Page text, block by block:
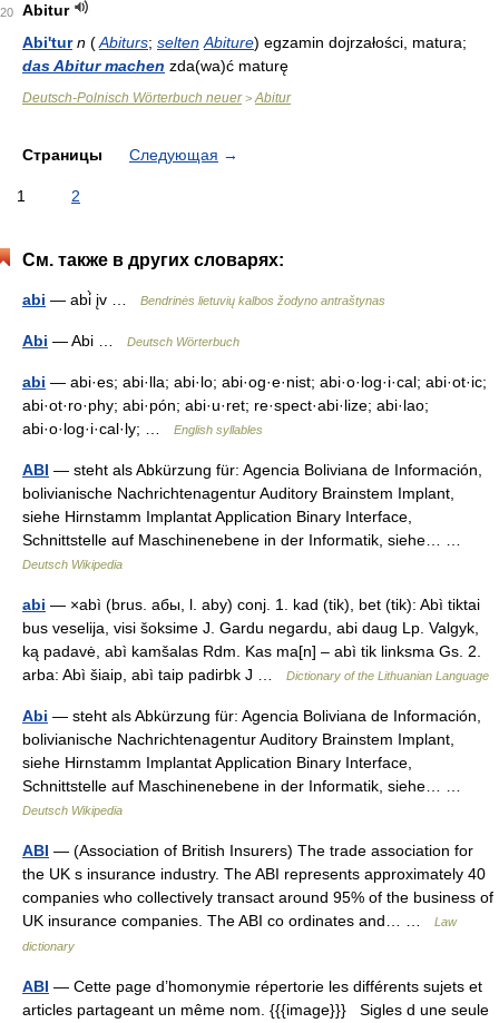
20
Abitur
Abi'tur n (Abiturs; selten Abiture) egzamin dojrzałości, matura;
das Abitur machen zda(wa)ć maturę
Deutsch-Polnisch Wörterbuch neuer> Abitur
Страницы Следующая →
1 2
См. также в других словарях:
abi — abi̇̀ įv … Bendrinės lietuvių kalbos žodyno antraštynas
Abi — Abi … Deutsch Wörterbuch
abi — abi·es; abi·lla; abi·lo; abi·og·e·nist; abi·o·log·i·cal; abi·ot·ic;
abi·ot·ro·phy; abi·pón; abi·u·ret; re·spect·abi·lize; abi·lao;
abi·o·log·i·cal·ly; …
English syllables
ABI — steht als Abkürzung für: Agencia Boliviana de Información,
bolivianische Nachrichtenagentur Auditory Brainstem Implant,
siehe Hirnstamm Implantat Application Binary Interface,
Schnittstelle auf Maschinenebene in der Informatik, siehe… …
Deutsch Wikipedia
abi — ×abì (brus. aбы, l. aby) conj. 1. kad (tik), bet (tik): Abì tiktai
bus veselija, visi šoksime J. Gardu negardu, abi daug Lp. Valgyk,
ką padavė, abì kamšalas Rdm. Kas ma[n] – abì tik linksma Gs. 2.
arba: Abì šiaip, abì taip padirbk J …
Dictionary of the Lithuanian Language
Abi — steht als Abkürzung für: Agencia Boliviana de Información,
bolivianische Nachrichtenagentur Auditory Brainstem Implant,
siehe Hirnstamm Implantat Application Binary Interface,
Schnittstelle auf Maschinenebene in der Informatik, siehe… …
Deutsch Wikipedia
ABI — (Association of British Insurers) The trade association for
the UK s insurance industry. The ABI represents approximately 40
companies who collectively transact around 95% of the business of
UK insurance companies. The ABI co ordinates and… …
Law
dictionary
ABI — Cette page d’homonymie répertorie les différents sujets et
articles partageant un même nom. {{{image}}} Sigles d une seule